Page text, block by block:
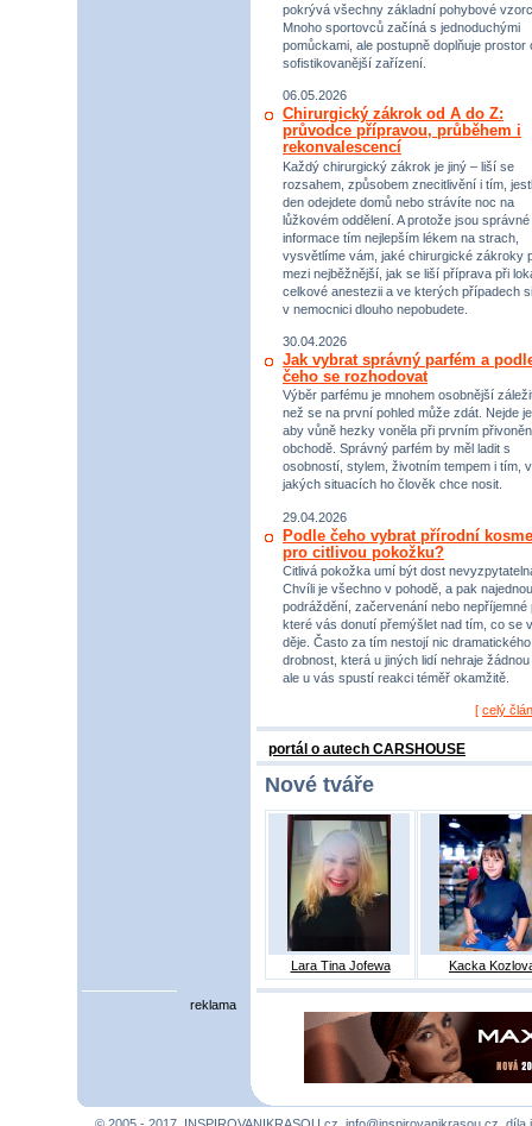
pokrývá všechny základní pohybové
Mnoho sportovců začíná s jednoduchými
pomůckami, ale postupně doplňuje prostor
sofistikovanější zařízení.
06.05.2026
Chirurgický zákrok od A do Z:
průvodce přípravou, průběhem i
rekonvalescencí
Každý chirurgický zákrok je jiný – liší se
rozsahem, způsobem znecitlivění i tím,
den odejdete domů nebo strávíte noc na
lůžkovém oddělení. A protože jsou správné
informace tím nejlepším lékem na strach,
vysvětlíme vám, jaké chirurgické zákroky
mezi nejběžnější, jak se liší příprava při
celkové anestezii a ve kterých případech si
v nemocnici dlouho nepobudete.
30.04.2026
Jak vybrat správný parfém a
čeho se rozhodovat
Výběr parfému je mnohem osobnější
než se na první pohled může zdát. Nejde
aby vůně hezky voněla při prvním
obchodě. Správný parfém by měl ladit s
osobností, stylem, životním tempem i tím, v
jakých situacích ho člověk chce nosit.
29.04.2026
Podle čeho vybrat přírodní
pro citlivou pokožku?
Citlivá pokožka umí být dost
Chvíli je všechno v pohodě, a pak
podráždění, začervenání nebo nepříjemné
které vás donutí přemýšlet nad tím, co se
děje. Často za tím nestojí nic
drobnost, která u jiných lidí nehraje žádnou
ale u vás spustí reakci téměř okamžitě.
[ celý
portál o autech CARSHOUSE
Nové tváře
Lara Tina Jofewa Kacka
reklama